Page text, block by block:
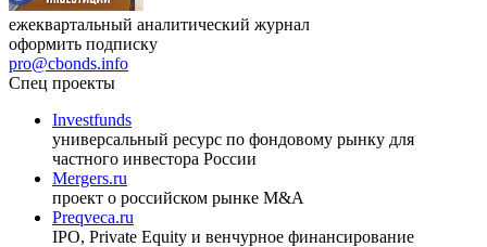
ежеквартальный аналитический журнал
оформить подписку
pro@cbonds.info
Спец проекты
Investfunds
универсальный ресурс по фондовому рынку для
частного инвестора России
Mergers.ru
проект о российском рынке M&A
Preqveca.ru
IPO, Private Equity и венчурное финансирование